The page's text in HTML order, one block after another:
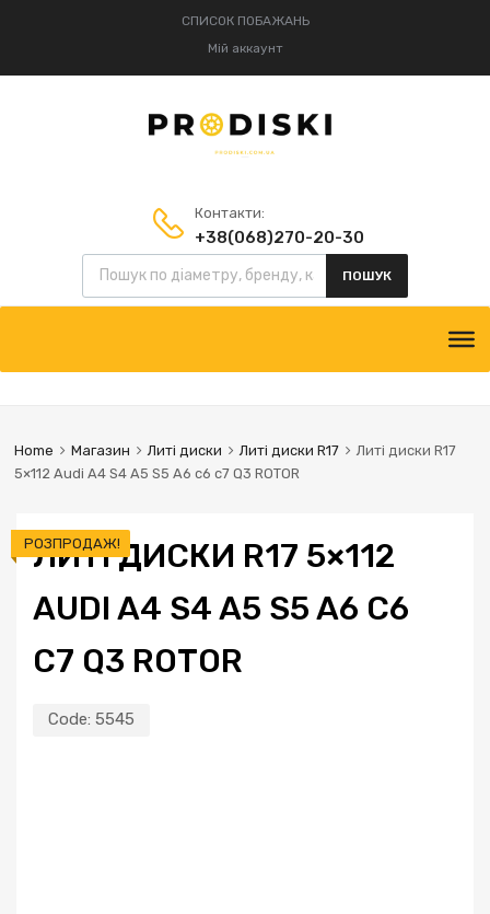
СПИСОК ПОБАЖАНЬ
Мій аккаунт
Контакти:
+38(068)270-20-30
+38(095)834-52-75
Пошук товарів
ПОШУК
content
Home Магазин Литі диски Литі диски R17
Литі диски R17
5×112 Audi A4 S4 A5 S5 A6 c6 c7 Q3 ROTOR
ЛИТІ ДИСКИ R17 5×112
AUDI A4 S4 A5 S5 A6 C6
C7 Q3 ROTOR
Code: 5545
РОЗПРОДАЖ!